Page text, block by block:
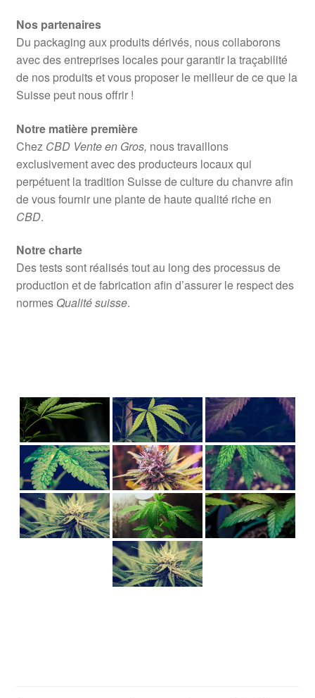
Nos partenaires
Du packaging aux produits dérivés, nous collaborons
avec des entreprises locales pour garantir la traçabilité
de nos produits et vous proposer le meilleur de ce que la
Suisse peut nous offrir !
Notre matière première
Chez CBD Vente en Gros, nous travaillons
exclusivement avec des producteurs locaux qui
perpétuent la tradition Suisse de culture du chanvre afin
de vous fournir une plante de haute qualité riche en
CBD.
Notre charte
Des tests sont réalisés tout au long des processus de
production et de fabrication afin d’assurer le respect des
normes Qualité suisse.